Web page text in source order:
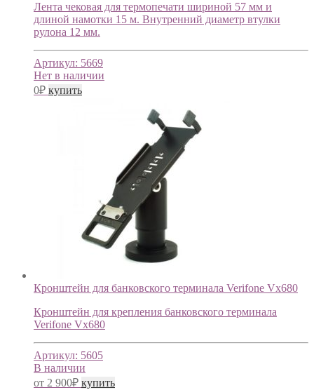
Лента чековая для термопечати шириной 57 мм и
длиной намотки 15 м. Внутренний диаметр втулки
рулона 12 мм.
Артикул: 5669
Нет в наличии
0₽ купить
Кронштейн для банковского терминала Verifone Vx680
Кронштейн для крепления банковского терминала
Verifone Vx680
Артикул: 5605
В наличии
от 2 900₽ купить